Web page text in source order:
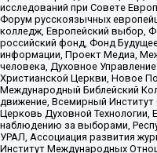
исследований при Совете
Форум русскоязычных
колледж, Европейский выбор,
российский фонд, Фонд
информации, Проект Медиа,
человека, Духовное
Христианской Церкви, Новое
Международный Библейский
движение, Всемирный Институт
Церковь Духовной Технологии,
наблюдению за выборами,
УРАЛ, Ассоциация развития
Институт Международных